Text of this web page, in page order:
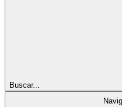
Buscar...